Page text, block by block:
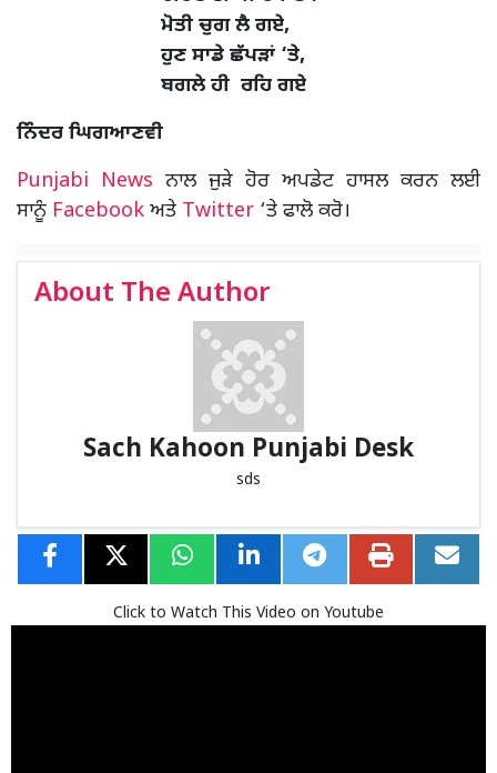
ਮੋਤੀ ਚੁਗ ਲੈ ਗਏ,
ਹੁਣ ਸਾਡੇ ਛੱਪੜਾਂ ‘ਤੇ,
ਬਗਲੇ ਹੀ ਰਹਿ ਗਏ
ਨਿੰਦਰ ਘਿਗਆਣਵੀ
Punjabi News ਨਾਲ ਜੁੜੇ ਹੋਰ ਅਪਡੇਟ ਹਾਸਲ ਕਰਨ ਲਈ
ਸਾਨੂੰ Facebook ਅਤੇ Twitter ‘ਤੇ ਫਾਲੋ ਕਰੋ।
About The Author
Sach Kahoon Punjabi Desk
sds
Click to Watch This Video on Youtube